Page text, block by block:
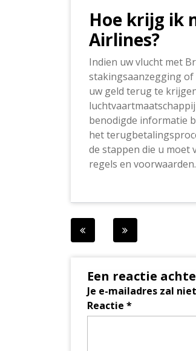
Hoe krijg ik
Airlines?
Indien uw vlucht met
stakingsaanzegging
uw geld terug te
benodigde informatie
het
de stappen die u moet
regels en voorwaarden.
Een reactie
Je e-mailadres zal
Reactie *